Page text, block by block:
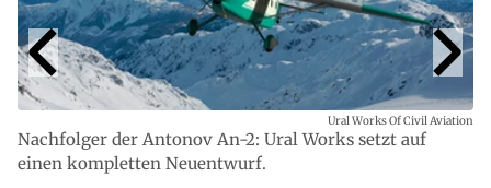
Nachfolger der Antonov An-2: Ural Works setzt auf
einen kompletten Neuentwurf.
Ural Works Of Civil Aviation